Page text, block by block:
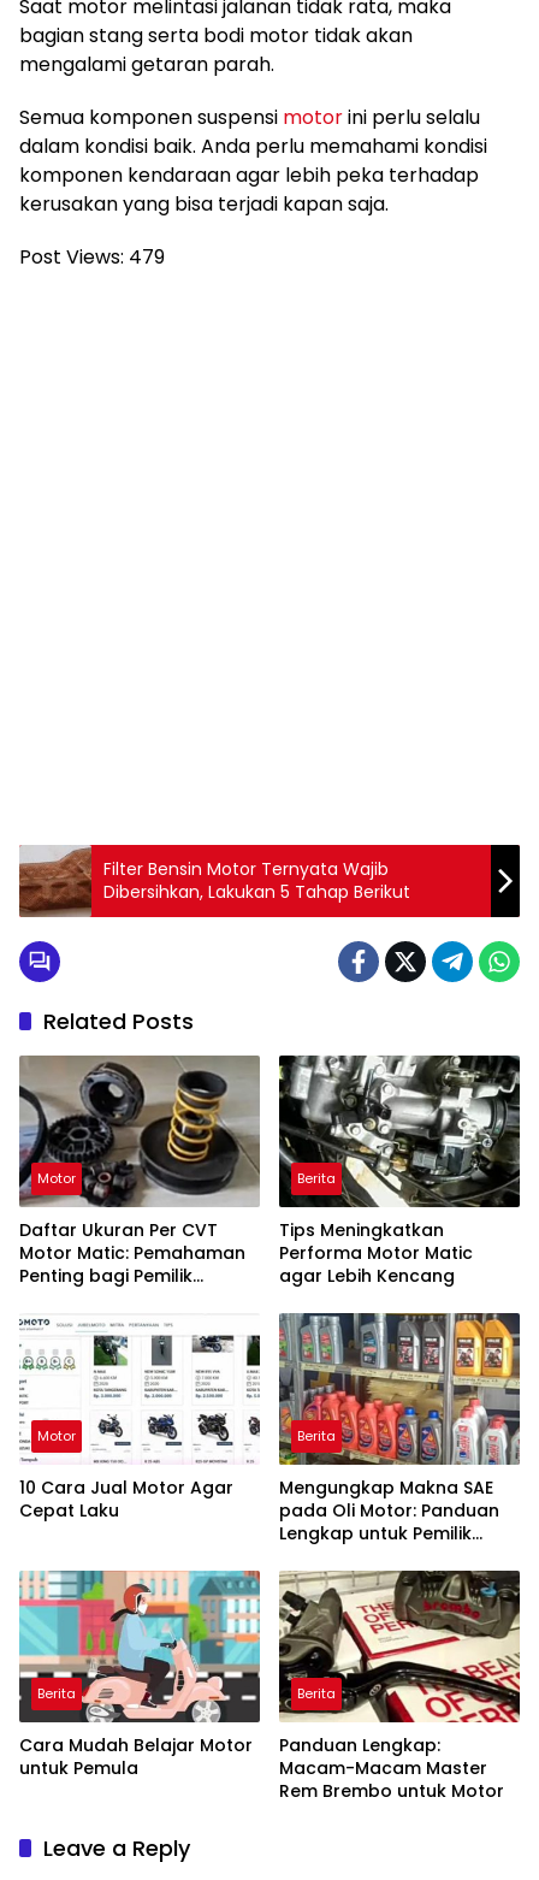
Saat motor melintasi jalanan tidak rata, maka
bagian stang serta bodi motor tidak akan
mengalami getaran parah.
Semua komponen suspensi motorini perlu selalu
dalam kondisi baik. Anda perlu memahami kondisi
komponen kendaraan agar lebih peka terhadap
kerusakan yang bisa terjadi kapan saja.
Post Views: 479
Filter Bensin Motor Ternyata Wajib
Dibersihkan, Lakukan 5 Tahap Berikut
Related Posts
Motor
Daftar Ukuran Per CVT
Motor Matic: Pemahaman
Penting bagi Pemilik
Berita
Tips Meningkatkan
Performa Motor Matic
agar Lebih Kencang
Motor
10 Cara Jual Motor Agar
Cepat Laku
Berita
Mengungkap Makna SAE
pada Oli Motor: Panduan
Lengkap untuk Pemilik
Berita
Cara Mudah Belajar Motor
untuk Pemula
Berita
Panduan Lengkap:
Macam-Macam Master
Rem Brembo untuk Motor
Leave a Reply